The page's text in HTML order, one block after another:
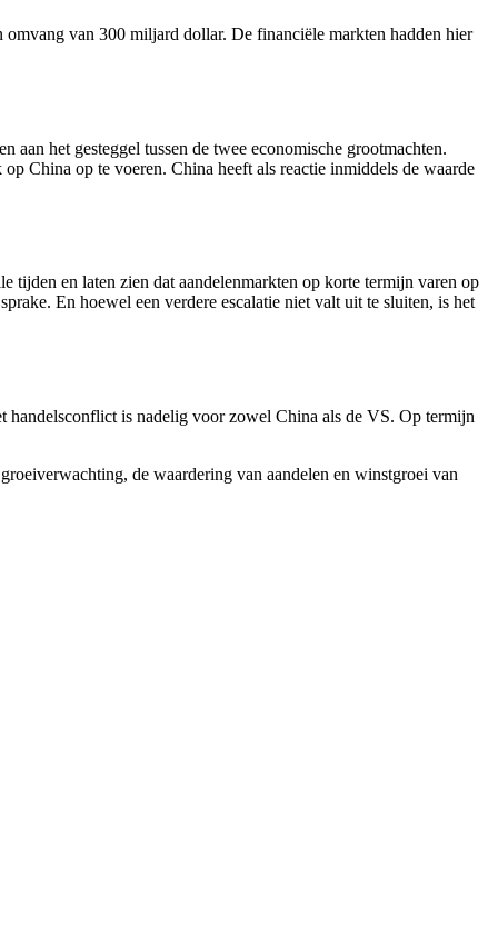
van 300 miljard dollar. De financiële markten hadden hier
het gesteggel tussen de twee economische grootmachten.
China op te voeren. China heeft als reactie inmiddels de waarde
tijden en laten zien dat aandelenmarkten op korte termijn varen op
En hoewel een verdere escalatie niet valt uit te sluiten, is het
handelsconflict is nadelig voor zowel China als de VS. Op termijn
de waardering van aandelen en winstgroei van